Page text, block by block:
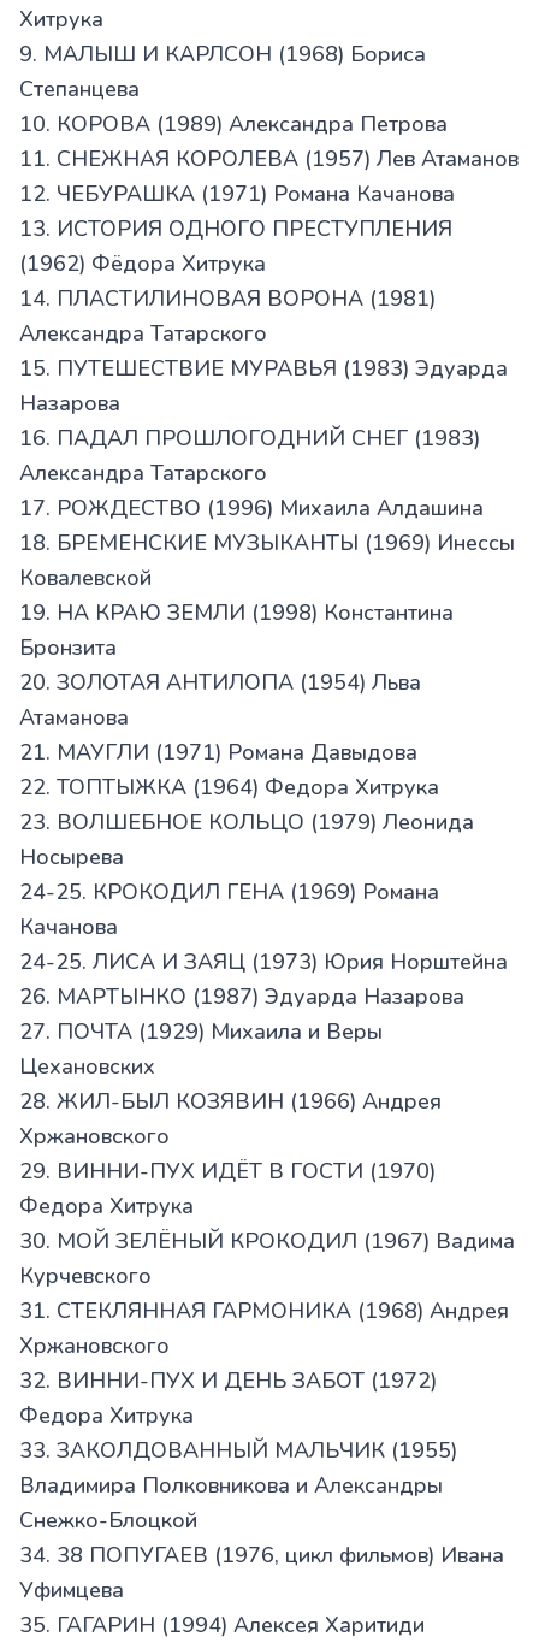
Хитрука
9. МАЛЫШ И КАРЛСОН (1968) Бориса
Степанцева
10. КОРОВА (1989) Александра Петрова
11. СНЕЖНАЯ КОРОЛЕВА (1957) Лев Атаманов
12. ЧЕБУРАШКА (1971) Романа Качанова
13. ИСТОРИЯ ОДНОГО ПРЕСТУПЛЕНИЯ
(1962) Фёдора Хитрука
14. ПЛАСТИЛИНОВАЯ ВОРОНА (1981)
Александра Татарского
15. ПУТЕШЕСТВИЕ МУРАВЬЯ (1983) Эдуарда
Назарова
16. ПАДАЛ ПРОШЛОГОДНИЙ СНЕГ (1983)
Александра Татарского
17. РОЖДЕСТВО (1996) Михаила Алдашина
18. БРЕМЕНСКИЕ МУЗЫКАНТЫ (1969) Инессы
Ковалевской
19. НА КРАЮ ЗЕМЛИ (1998) Константина
Бронзита
20. ЗОЛОТАЯ АНТИЛОПА (1954) Льва
Атаманова
21. МАУГЛИ (1971) Романа Давыдова
22. ТОПТЫЖКА (1964) Федора Хитрука
23. ВОЛШЕБНОЕ КОЛЬЦО (1979) Леонида
Носырева
24-25. КРОКОДИЛ ГЕНА (1969) Романа
Качанова
24-25. ЛИСА И ЗАЯЦ (1973) Юрия Норштейна
26. МАРТЫНКО (1987) Эдуарда Назарова
27. ПОЧТА (1929) Михаила и Веры
Цехановских
28. ЖИЛ-БЫЛ КОЗЯВИН (1966) Андрея
Хржановского
29. ВИННИ-ПУХ ИДЁТ В ГОСТИ (1970)
Федора Хитрука
30. МОЙ ЗЕЛЁНЫЙ КРОКОДИЛ (1967) Вадима
Курчевского
31. СТЕКЛЯННАЯ ГАРМОНИКА (1968) Андрея
Хржановского
32. ВИННИ-ПУХ И ДЕНЬ ЗАБОТ (1972)
Федора Хитрука
33. ЗАКОЛДОВАННЫЙ МАЛЬЧИК (1955)
Владимира Полковникова и Александры
Снежко-Блоцкой
34. 38 ПОПУГАЕВ (1976, цикл фильмов) Ивана
Уфимцева
35. ГАГАРИН (1994) Алексея Харитиди